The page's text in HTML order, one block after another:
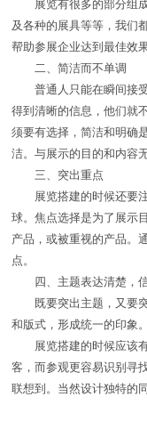
展览有很多的部分组成
及各种的展具等等，我们
帮助参展企业达到最佳效果
二、简洁而不单调
普通人只能在瞬间接受
得到清晰的信息，他们就
须要有选择，简洁和明确
洁。与展示的目的和内容
三、突出重点
展览搭建的时候还要注
球。焦点选择是为了展示
产品，或被重视的产品。
点。
四、主题表达清楚，
既要突出主题，又要突
和版式，形成统一的印象。
展览搭建的时候应该有
客，而参观更容易识别寻
联想到。当然设计独特的